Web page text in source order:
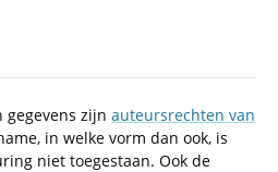
gegevens zijn auteursrechten van
in welke vorm dan ook, is
niet toegestaan. Ook de